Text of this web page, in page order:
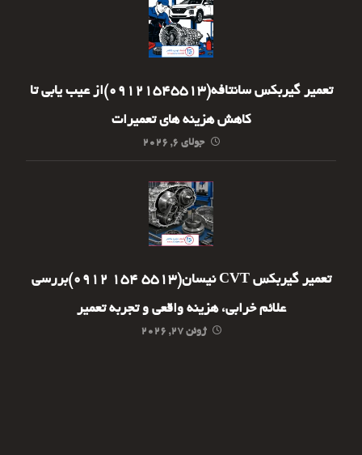
تعمیر گیربکس سانتافه(09121545513)از عیب یابی تا
کاهش هزینه های تعمیرات
جولای ۶, ۲۰۲۶
تعمیر گیربکس CVT نیسان(5513 154 0912)بررسی
علائم خرابی، هزینه واقعی و تجربه تعمیر
ژوئن ۲۷, ۲۰۲۶